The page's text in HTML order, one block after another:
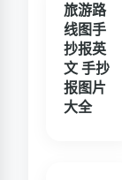
旅游路
线图手
抄报英
文 手抄
报图片
大全